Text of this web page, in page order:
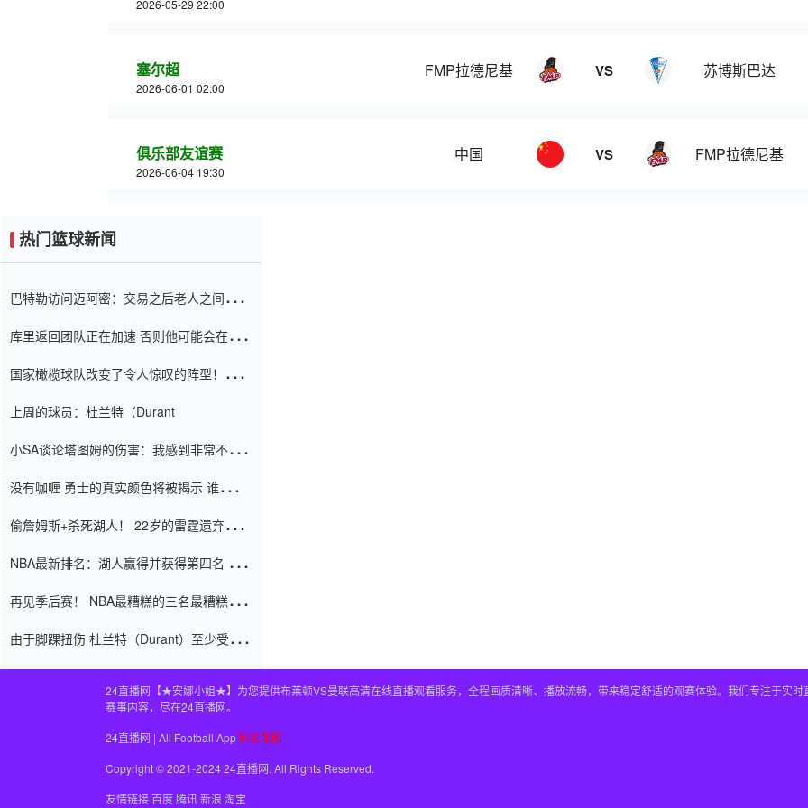
2026-05-29 22:00
塞尔超
2026-06-01 02:00
FMP拉德尼基 VS 苏博斯巴达
俱乐部友谊赛
2026-06-04 19:30
中国 VS FMP拉德尼基
热门篮球新闻
巴特勒访问迈阿密：交易之后老人之间的第
库里返回团队正在加速 否则他可能会在下
起了人们的关注
国家橄榄球队改变了令人惊叹的阵型！伊万
上周的球员：杜兰特（Durant
小SA谈论塔图姆的伤害：我感到非常不舒
没有咖喱 勇士的真实颜色将被揭示 谁注意
偷詹姆斯+杀死湖人！ 22岁的雷霆遗弃儿子
亿元人民币的合同
NBA最新排名：湖人赢得并获得第四名 小
再见季后赛！ NBA最糟糕的三名最糟糕的
由于脚踝扭伤 杜兰特（Durant）至少受伤
24直播网【★安娜小姐★】为您提供布莱顿VS曼联高清在线直播观看服务，全程画质清晰、播放流畅，带来稳定舒适的观赛体验。我们专注于实
赛事内容，尽在24直播网。
24直播网 | All Football App 网站地图
Copyright © 2021-2024 24直播网. All Rights Reserved.
友情链接百度腾讯新浪 淘宝